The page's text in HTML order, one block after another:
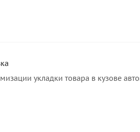
укладки товара в кузове